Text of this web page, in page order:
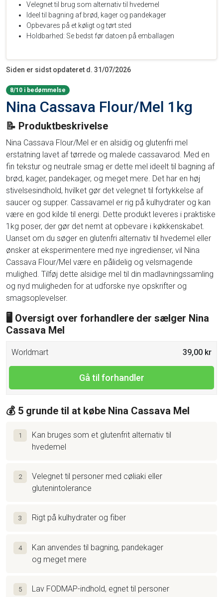
Velegnet til brug som alternativ til hvedemel
Ideel til bagning af brød, kager og pandekager
Opbevares på et køligt og tørt sted
Holdbarhed: Se bedst før datoen på emballagen
Siden er sidst opdateret d. 31/07/2026
8/10 i bedømmelse
Nina Cassava Flour/Mel 1kg
📝 Produktbeskrivelse
Nina Cassava Flour/Mel er en alsidig og glutenfri mel
erstatning lavet af tørrede og malede cassavarod. Med en
fin tekstur og neutrale smag er dette mel ideelt til bagning af
brød, kager, pandekager, og meget mere. Det har en høj
stivelsesindhold, hvilket gør det velegnet til fortykkelse af
saucer og supper. Cassavamel er rig på kulhydrater og kan
være en god kilde til energi. Dette produkt leveres i praktiske
1kg poser, der gør det nemt at opbevare i køkkenskabet.
Uanset om du søger en glutenfri alternativ til hvedemel eller
ønsker at eksperimentere med nye ingredienser, vil Nina
Cassava Flour/Mel være en pålidelig og velsmagende
mulighed. Tilføj dette alsidige mel til din madlavningssamling
og nyd muligheden for at udforske nye opskrifter og
smagsoplevelser.
🖥 Oversigt over forhandlere der sælger Nina
Cassava Mel
Worldmart 39,00 kr
Gå til forhandler
💰 5 grunde til at købe Nina Cassava Mel
1
Kan bruges som et glutenfrit alternativ til
hvedemel
2
Velegnet til personer med cøliaki eller
glutenintolerance
3 Rigt på kulhydrater og fiber
4
Kan anvendes til bagning, pandekager
og meget mere
5
Lav FODMAP-indhold, egnet til personer